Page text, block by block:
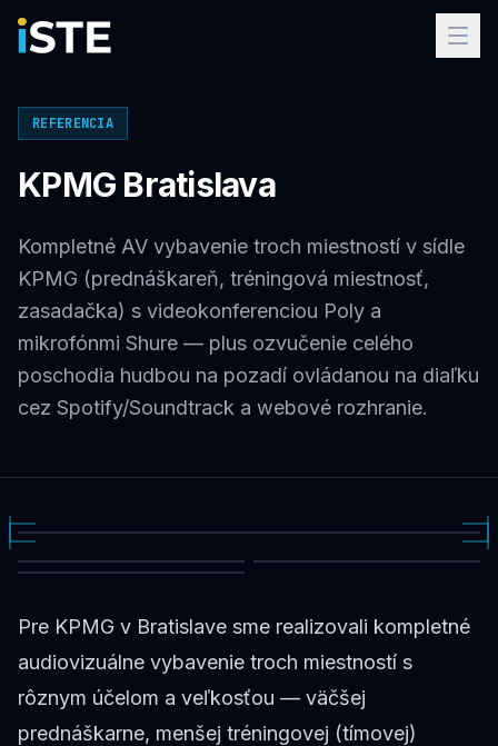
Preskočiť na obsah
REFERENCIA
KPMG Bratislava
Kompletné AV vybavenie troch miestností v sídle
KPMG (prednáškareň, tréningová miestnosť,
zasadačka) s videokonferenciou Poly a
mikrofónmi Shure — plus ozvučenie celého
poschodia hudbou na pozadí ovládanou na diaľku
cez Spotify/Soundtrack a webové rozhranie.
Pre KPMG v Bratislave sme realizovali kompletné
audiovizuálne vybavenie troch miestností s
rôznym účelom a veľkosťou — väčšej
prednáškarne, menšej tréningovej (tímovej)